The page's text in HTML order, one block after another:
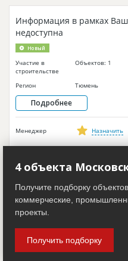
Новый
Информация в рамках
недоступна
Участие в
строительстве
Объектов: 1
Регион Тюмень
Подробнее
Менеджер Назначить
Информация в рамках
Участие в
строительстве
Объектов: 1
Подробнее
4 объекта
Получите подборку
коммерческие,
проекты.
Получить подборку